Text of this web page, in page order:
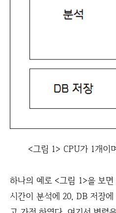
<그림 1> CPU가 1개이
하나의 예로 <그림 1>을 보
시간이 분석에 20, DB 저장